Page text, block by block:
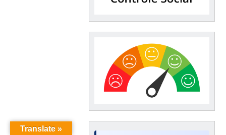
Translate »